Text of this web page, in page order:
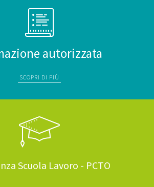
autorizzata
SCOPRI DI PIÙ
Scuola Lavoro - PCTO